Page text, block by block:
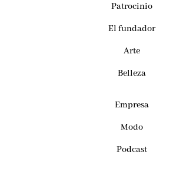
Patrocinio
El fundador
Arte
Belleza
Empresa
Modo
Podcast